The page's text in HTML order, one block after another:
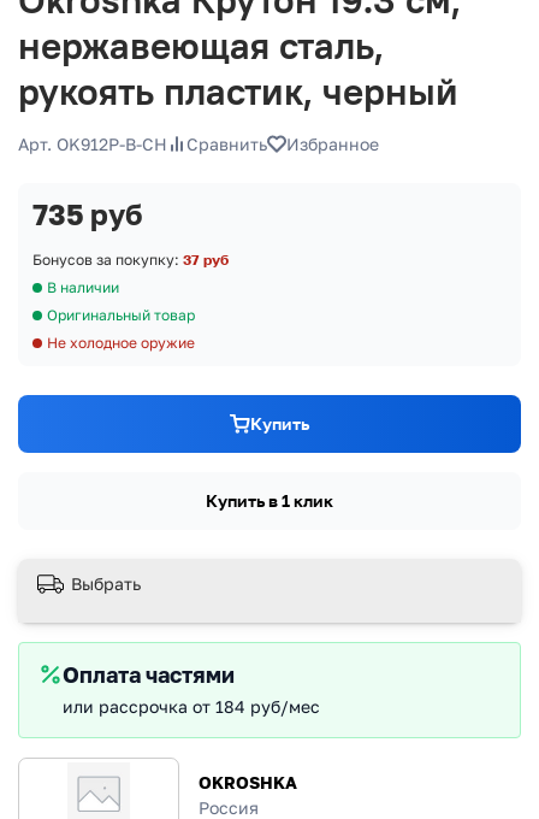
нержавеющая сталь,
рукоять пластик, черный
Арт. OK912P-B-CH Сравнить Избранное
OKROSHKA
Россия
735 руб
Бонусов за покупку: 37 руб
В наличии
Оригинальный товар
Не холодное оружие
Купить
Купить в 1 клик
Выбрать
Оплата частями
или рассрочка от 184 руб/мес